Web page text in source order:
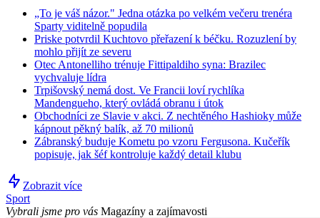
„To je váš názor." Jedna otázka po velkém večeru trenéra
Sparty viditelně popudila
Priske potvrdil Kuchtovo přeřazení k béčku. Rozuzlení by
mohlo přijít ze severu
Otec Antonelliho trénuje Fittipaldiho syna: Brazilec
vychvaluje lídra
Trpišovský nemá dost. Ve Francii loví rychlíka
Mandengueho, který ovládá obranu i útok
Obchodníci ze Slavie v akci. Z nechtěného Hashioky může
kápnout pěkný balík, až 70 milionů
Zábranský buduje Kometu po vzoru Fergusona. Kučeřík
popisuje, jak šéf kontroluje každý detail klubu
Zobrazit více
Sport
Vybrali jsme pro vás Magazíny a zajímavosti